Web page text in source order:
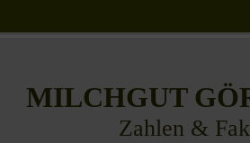
MILCHGUT
Zahlen &